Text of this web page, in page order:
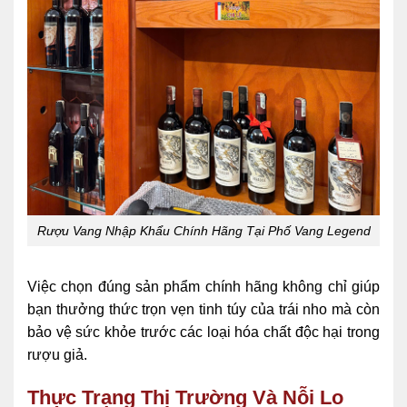
Rượu Vang Nhập Khẩu Chính Hãng Tại Phố Vang Legend
Việc chọn đúng sản phẩm chính hãng không chỉ giúp
bạn thưởng thức trọn vẹn tinh túy của trái nho mà còn
bảo vệ sức khỏe trước các loại hóa chất độc hại trong
rượu giả.
Thực Trạng Thị Trường Và Nỗi Lo